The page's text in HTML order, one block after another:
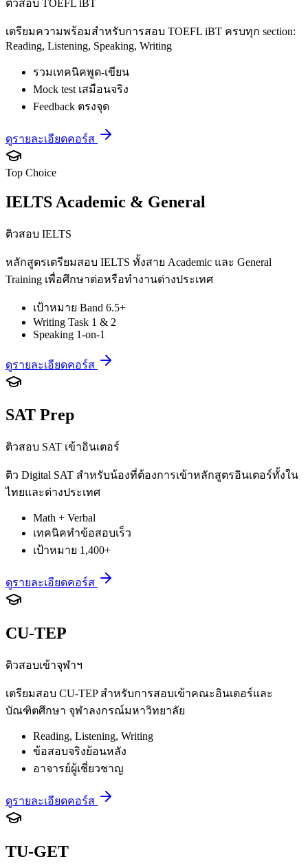
ติวสอบ TOEFL iBT
เตรียมความพร้อมสำหรับการสอบ TOEFL iBT ครบทุก section:
Reading, Listening, Speaking, Writing
รวมเทคนิคพูด-เขียน
Mock test เสมือนจริง
Feedback ตรงจุด
ดูรายละเอียดคอร์ส
Top Choice
IELTS Academic & General
ติวสอบ IELTS
หลักสูตรเตรียมสอบ IELTS ทั้งสาย Academic และ General
Training เพื่อศึกษาต่อหรือทำงานต่างประเทศ
เป้าหมาย Band 6.5+
Writing Task 1 & 2
Speaking 1-on-1
ดูรายละเอียดคอร์ส
SAT Prep
ติวสอบ SAT เข้าอินเตอร์
ติว Digital SAT สำหรับน้องที่ต้องการเข้าหลักสูตรอินเตอร์ทั้งใน
ไทยและต่างประเทศ
Math + Verbal
เทคนิคทำข้อสอบเร็ว
เป้าหมาย 1,400+
ดูรายละเอียดคอร์ส
CU-TEP
ติวสอบเข้าจุฬาฯ
เตรียมสอบ CU-TEP สำหรับการสอบเข้าคณะอินเตอร์และ
บัณฑิตศึกษา จุฬาลงกรณ์มหาวิทยาลัย
Reading, Listening, Writing
ข้อสอบจริงย้อนหลัง
อาจารย์ผู้เชี่ยวชาญ
ดูรายละเอียดคอร์ส
TU-GET